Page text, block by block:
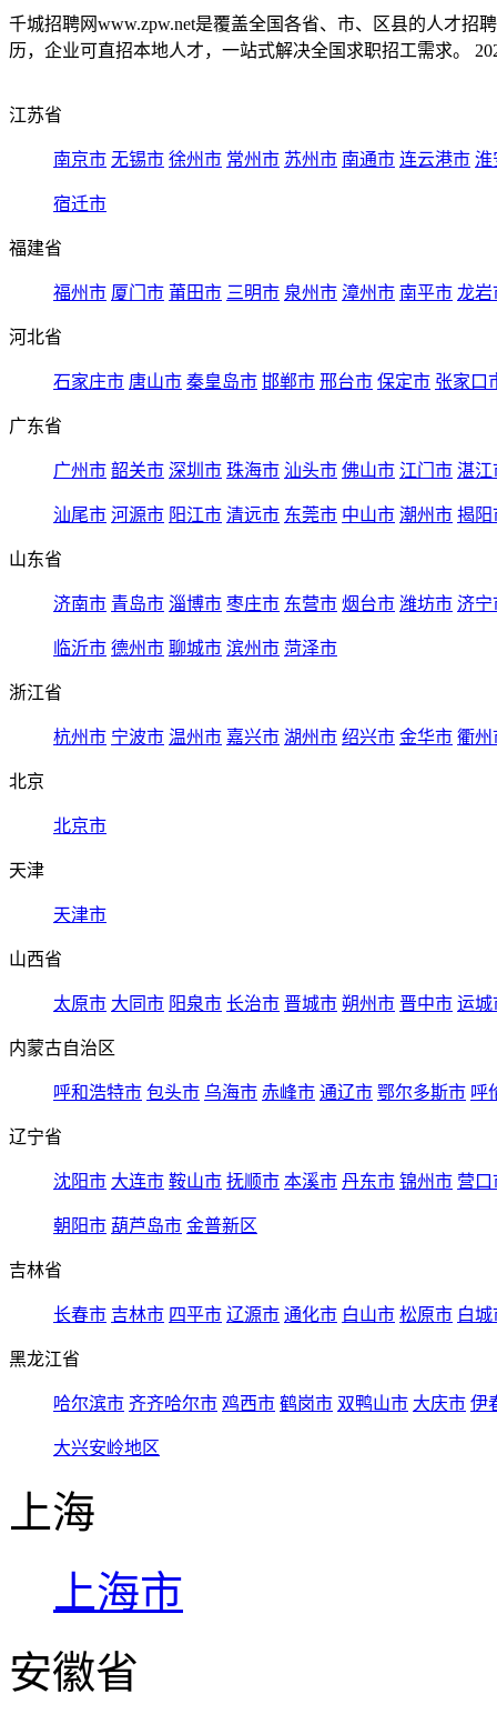
千城招聘网www.zpw.net是覆盖全国各省、市、区县的人才
历，企业可直招本地人才，一站式解决全国求职招工需求。
江苏省
南京市 无锡市 徐州市 常州市 苏州市 南通市 连云港市 淮
宿迁市
福建省
福州市 厦门市 莆田市 三明市 泉州市 漳州市 南平市 龙岩
河北省
石家庄市 唐山市 秦皇岛市 邯郸市 邢台市 保定市 张家口
广东省
广州市 韶关市 深圳市 珠海市 汕头市 佛山市 江门市 湛江
汕尾市 河源市 阳江市 清远市 东莞市 中山市 潮州市 揭阳
山东省
济南市 青岛市 淄博市 枣庄市 东营市 烟台市 潍坊市 济宁
临沂市 德州市 聊城市 滨州市 菏泽市
浙江省
杭州市 宁波市 温州市 嘉兴市 湖州市 绍兴市 金华市 衢州
北京
北京市
天津
天津市
山西省
太原市 大同市 阳泉市 长治市 晋城市 朔州市 晋中市 运城
内蒙古自治区
呼和浩特市 包头市 乌海市 赤峰市 通辽市 鄂尔多斯市 呼
辽宁省
沈阳市 大连市 鞍山市 抚顺市 本溪市 丹东市 锦州市 营口
朝阳市 葫芦岛市 金普新区
吉林省
长春市 吉林市 四平市 辽源市 通化市 白山市 松原市 白城
黑龙江省
哈尔滨市 齐齐哈尔市 鸡西市 鹤岗市 双鸭山市 大庆市 伊
大兴安岭地区
上海
上海市
安徽省